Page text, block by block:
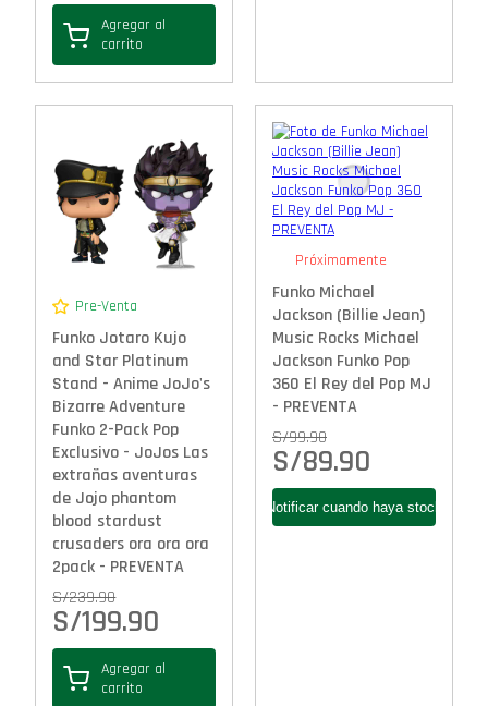
Agregar al
carrito
Pre-Venta
Funko Jotaro Kujo
and Star Platinum
Stand - Anime JoJo's
Bizarre Adventure
Funko 2-Pack Pop
Exclusivo - JoJos Las
extrañas aventuras
de Jojo phantom
blood stardust
crusaders ora ora ora
2pack - PREVENTA
S/239.90
S/199.90
Agregar al
carrito
Próximamente
Funko Michael
Jackson (Billie Jean)
Music Rocks Michael
Jackson Funko Pop
360 El Rey del Pop MJ
- PREVENTA
S/99.90
S/89.90